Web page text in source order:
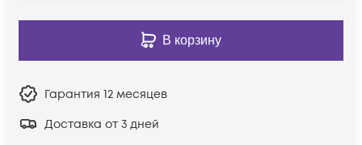
В корзину
Гарантия 12 месяцев
Доставка от 3 дней